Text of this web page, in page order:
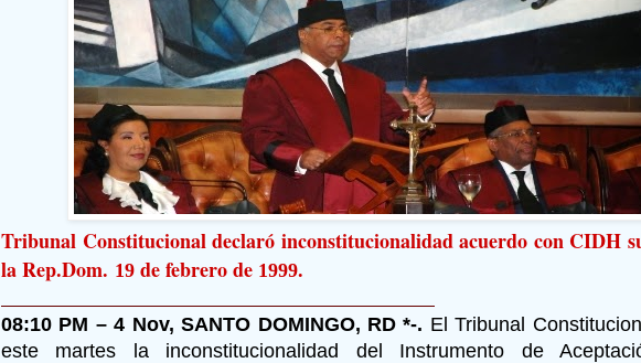
Tribunal Constitucional declaró inconstitucionalidad acuerdo con CIDH
la Rep.Dom. 19 de febrero de 1999.
08:10 PM – 4 Nov, SANTO DOMINGO, RD *-. El Tribunal
este martes la inconstitucionalidad del Instrumento de